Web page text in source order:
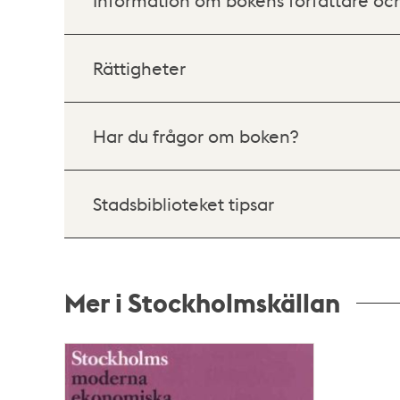
Rättigheter
Har du frågor om boken?
Stadsbiblioteket tipsar
Mer i Stockholmskällan
Relaterade
poster